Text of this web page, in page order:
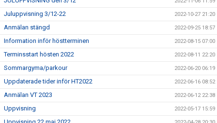
Juluppvisning 3/12-22 2022-10-27 21:20
Anmälan stängd 2022-09-25 18:57
Information inför höstterminen 2022-08-15 07:00
Terminsstart hösten 2022 2022-08-11 22:20
Sommargyma/parkour 2022-06-20 06:19
Uppdaterade tider inför HT2022 2022-06-16 08:52
Anmälan VT 2023 2022-06-12 22:38
Uppvisning 2022-05-17 15:59